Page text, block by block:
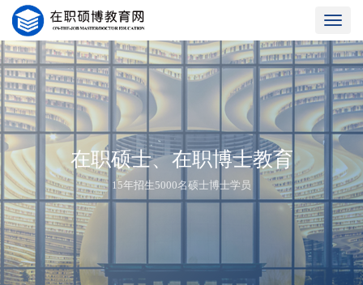
Toggle
在职硕士、在职博士教育
15年招生5000名硕士博士学员